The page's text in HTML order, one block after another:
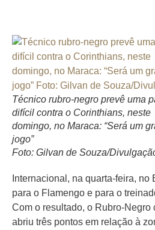
Técnico rubro-negro prevê uma
difícil contra o Corinthians, neste
domingo, no Maraca: “Será um
jogo”
Foto: Gilvan de Souza/
Internacional, na quarta-feira,
para o Flamengo e para o
Com o resultado, o Rubro-Negro
abriu três pontos em relação à